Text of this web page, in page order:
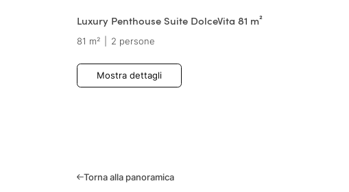
Luxury Penthouse Suite DolceVita 81 m²
81 m² 2 persone
Mostra dettagli
Torna alla panoramica